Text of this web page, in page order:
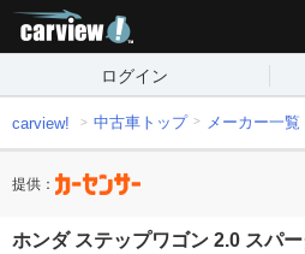
ログイン
carview! 中古車トップ メーカー一覧
提供：
ホンダ ステップワゴン 2.0 スパ